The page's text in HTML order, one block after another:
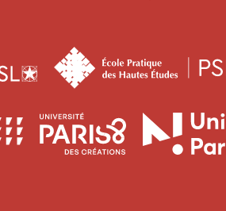
École
nationale
des
chartes
Université
Sorbonne
Université
Paris